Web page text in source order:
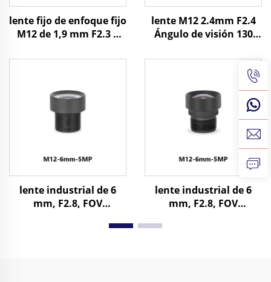
lente fijo de enfoque fijo
M12 de 1,9 mm F2.3 3
de 150° para formato de
lente M12 2.4mm F2.4
Ángulo de visión 130
formato de imagen
lente industrial de 6
mm, F2.8, FOV
5 MP, montura M12,
lente industrial de 6
mm, F2.8, FOV
8 MP, montura M12,